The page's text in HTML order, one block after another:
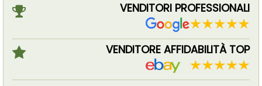
VENDITORI PROFESSIONALI
VENDITORE AFFIDABILITÀ TOP